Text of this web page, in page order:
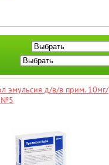
эмульсия д/в/в прим. 10мг/
№5